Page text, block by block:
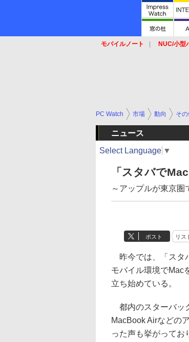
モバイルノート NUC/小型
PC Watch 市場 動向 そ
ニュース
Select Language ▼
「スタバで
～アップルが東京圏
ポスト リス
昨今では、「スタ
モバイル環境でMac
立ち始めている。
都内のスターバッ
MacBook Airなどの
った声も挙がってお